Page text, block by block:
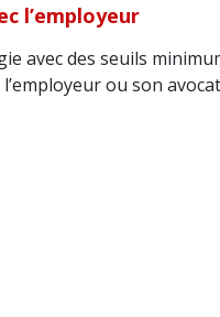
l’employeur
avec des seuils
ou son